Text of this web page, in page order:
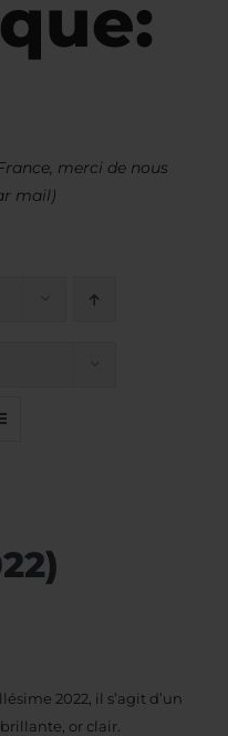
merci de nous
mail)
2022, il s’agit d’un
or clair.